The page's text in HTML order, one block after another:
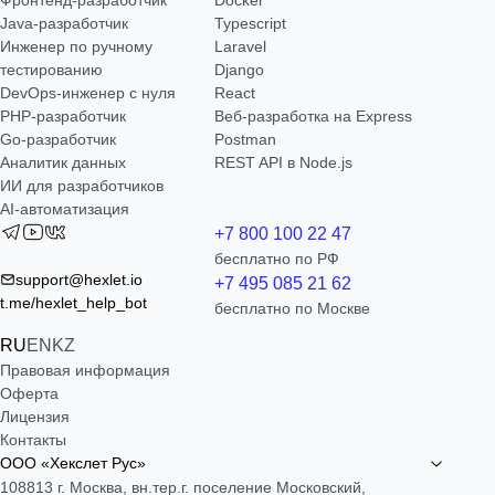
Java-разработчик
Инженер по ручному
тестированию
DevOps-инженер с нуля
РНР-разработчик
Go-разработчик
Аналитик данных
ИИ для разработчиков
AI-автоматизация
Typescript
Laravel
Django
React
Веб-разработка на Express
Postman
REST API в Node.js
support@hexlet.io
t.me/hexlet_help_bot
RUEN KZ
+7 800 100 22 47
бесплатно по РФ
+7 495 085 21 62
бесплатно по Москве
Правовая информация
Оферта
Лицензия
Контакты
ООО «Хекслет Рус»
108813 г. Москва, вн.тер.г. поселение Московский,